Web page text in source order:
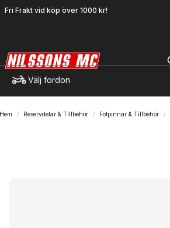
Fri Frakt vid köp över 1000 kr!
Välj fordon
Hem Reservdelar & Tillbehör Fotpinnar & Tillbehör